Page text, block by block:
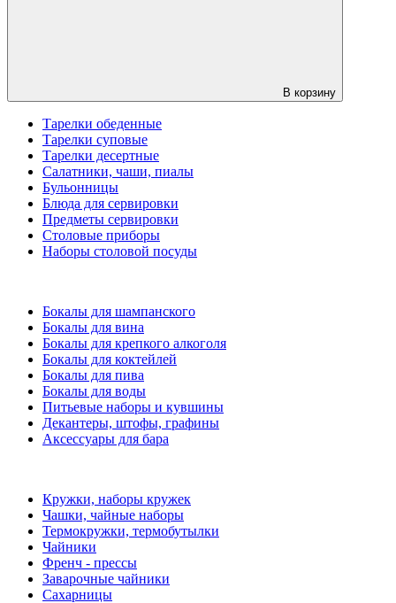
В корзину
Тарелки обеденные
Тарелки суповые
Тарелки десертные
Салатники, чаши, пиалы
Бульонницы
Блюда для сервировки
Предметы сервировки
Столовые приборы
Наборы столовой посуды
Бокалы для шампанского
Бокалы для вина
Бокалы для крепкого алкоголя
Бокалы для коктейлей
Бокалы для пива
Бокалы для воды
Питьевые наборы и кувшины
Декантеры, штофы, графины
Аксессуары для бара
Кружки, наборы кружек
Чашки, чайные наборы
Термокружки, термобутылки
Чайники
Френч - прессы
Заварочные чайники
Сахарницы